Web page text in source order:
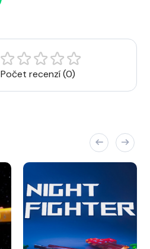
Počet recenzí (0)